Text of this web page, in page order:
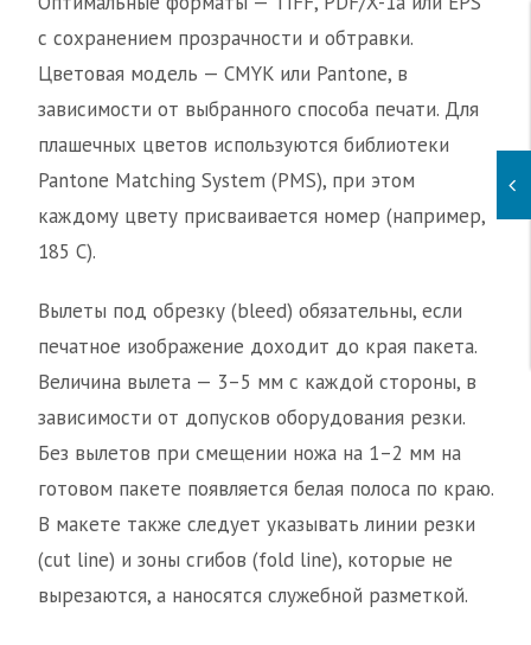
с сохранением прозрачности и обтравки.
Цветовая модель — CMYK или Pantone, в
зависимости от выбранного способа печати. Для
плашечных цветов используются библиотеки
Pantone Matching System (PMS), при этом
каждому цвету присваивается номер (например,
185 C).
Вылеты под обрезку (bleed) обязательны, если
печатное изображение доходит до края пакета.
Величина вылета — 3–5 мм с каждой стороны, в
зависимости от допусков оборудования резки.
Без вылетов при смещении ножа на 1–2 мм на
готовом пакете появляется белая полоса по краю.
В макете также следует указывать линии резки
(cut line) и зоны сгибов (fold line), которые не
вырезаются, а наносятся служебной разметкой.